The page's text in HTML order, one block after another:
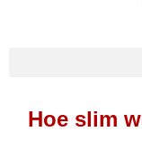
Hoe slim